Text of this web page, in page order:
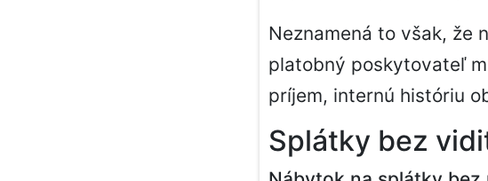
Neznamená to však, že
platobný poskytovateľ
príjem, internú históriu
Splátky bez